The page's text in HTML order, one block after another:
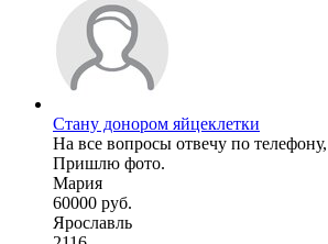
Стану донором яйцеклетки
На все вопросы отвечу по
Пришлю фото.
Мария
60000 руб.
Ярославль